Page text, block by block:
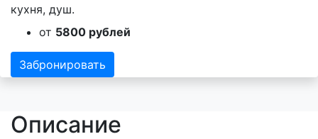
кухня, душ.
от 5800 рублей
Забронировать
Описание